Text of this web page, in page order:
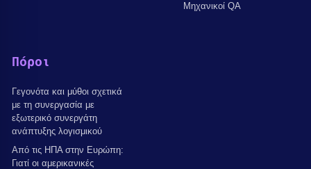
Μηχανικοί QA
Πόροι
Γεγονότα και μύθοι σχετικά
με τη συνεργασία με
εξωτερικό συνεργάτη
ανάπτυξης λογισμικού
Από τις ΗΠΑ στην Ευρώπη:
Γιατί οι αμερικανικές